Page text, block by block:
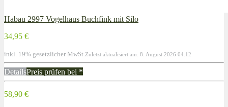
Habau 2997 Vogelhaus Buchfink mit Silo
34,95 €
inkl. 19% gesetzlicher MwSt. Zuletzt aktualisiert am: 8. August 2026 04:12
DetailsPreis prüfen bei *
58,90 €